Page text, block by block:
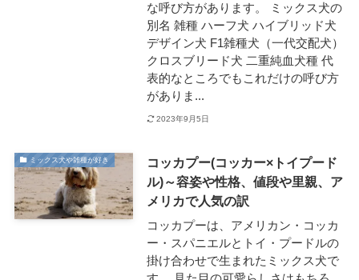
な呼び方があります。 ミックス犬の
別名 雑種 ハーフ犬 ハイブリッド犬
デザイン犬 F1雑種犬（一代交配犬）
クロスブリード犬 二重純血犬種 代
表的なところでもこれだけの呼び方
がありま...
2023年9月5日
ミックス犬や雑種が好き
コッカプー(コッカー×トイプード
ル)～容姿や性格、値段や里親、ア
メリカで人気の訳
コッカプーは、アメリカン・コッカ
ー・スパニエルとトイ・プードルの
掛け合わせで生まれたミックス犬で